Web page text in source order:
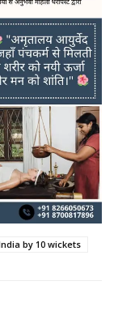
by 10 wickets